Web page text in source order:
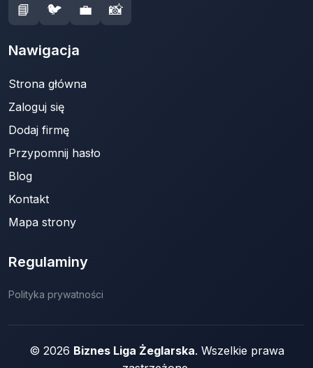
📘 🐦 💼 📸
Nawigacja
Strona główna
Zaloguj się
Dodaj firmę
Przypomnij hasło
Blog
Kontakt
Mapa strony
Regulaminy
Polityka prywatności
© 2026 Biznes Liga Żeglarska. Wszelkie prawa